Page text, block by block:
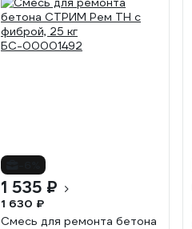
1 535 ₽
1 630 ₽
Смесь для ремонта бетона